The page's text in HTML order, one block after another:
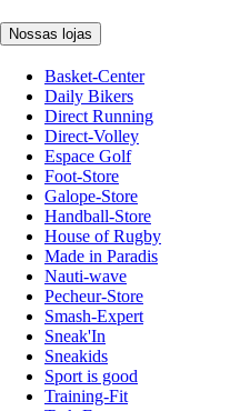
Nossas lojas
Basket-Center
Daily Bikers
Direct Running
Direct-Volley
Espace Golf
Foot-Store
Galope-Store
Handball-Store
House of Rugby
Made in Paradis
Nauti-wave
Pecheur-Store
Smash-Expert
Sneak'In
Sneakids
Sport is good
Training-Fit